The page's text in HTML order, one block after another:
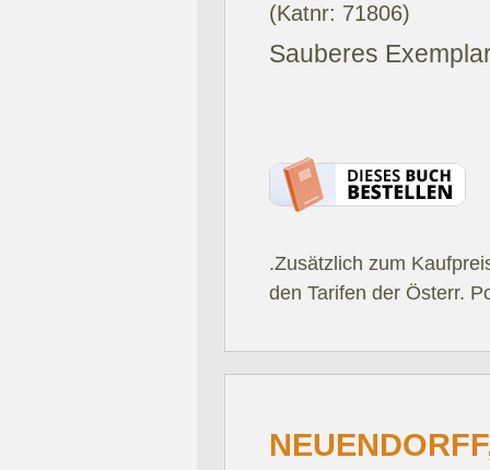
(Katnr: 71806)
Sauberes
.Zusätzlich zum
den Tarifen der Österr.